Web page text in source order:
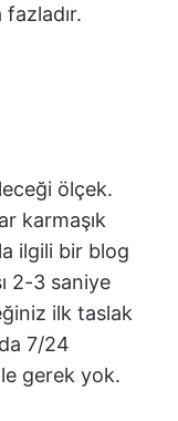
ölçek.
karmaşık
ilgili bir blog
2-3 saniye
ilk taslak
7/24
gerek yok.